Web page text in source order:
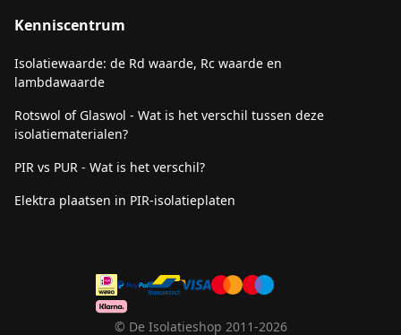
Kenniscentrum
Isolatiewaarde: de Rd waarde, Rc waarde en
lambdawaarde
Rotswol of Glaswol - Wat is het verschil tussen deze
isolatiematerialen?
PIR vs PUR - Wat is het verschil?
Elektra plaatsen in PIR-isolatieplaten
© De Isolatieshop 2011-2026